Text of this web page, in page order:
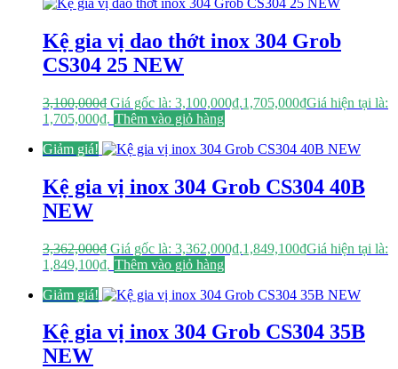
Kệ gia vị dao thớt inox 304 Grob
CS304 25 NEW
3,100,000₫ Giá gốc là: 3,100,000₫.1,705,000₫Giá hiện tại là:
1,705,000₫. Thêm vào giỏ hàng
Giảm giá!
Kệ gia vị inox 304 Grob CS304 40B
NEW
3,362,000₫ Giá gốc là: 3,362,000₫.1,849,100₫Giá hiện tại là:
1,849,100₫. Thêm vào giỏ hàng
Giảm giá!
Kệ gia vị inox 304 Grob CS304 35B
NEW